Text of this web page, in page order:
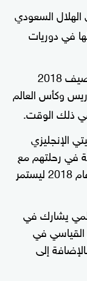
الهلال السعودي
في دوريات
• اتحاد جدة نجح في ضم لاعب عالمي آخر صيف 2018
وكأس العالم
الإنجليزي
في رحلتهم مع
كرة القدم العالمية، عندما انتقل إلى النصر عام 2018 ليستمر
يشارك في
في
إلى